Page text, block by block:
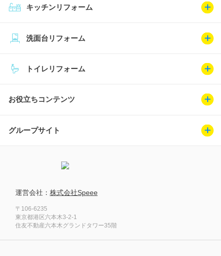
キッチンリフォーム
トイレリフォーム
洗面台リフォーム
お役立ちコンテンツ
グループサイト
運営会社： 株式会社Speee
〒106-6235
東京都港区六本木3-2-1
住友不動産六本木グランドタワー35階